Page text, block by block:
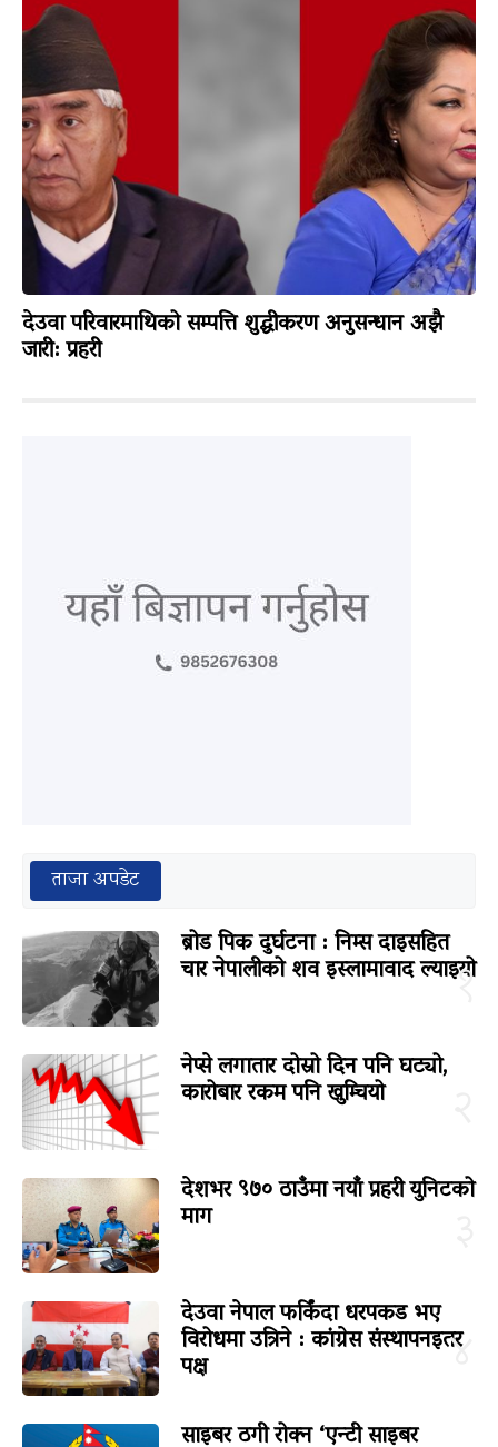
देउवा परिवारमाथिको सम्पत्ति शुद्धीकरण अनुसन्धान अझै
जारी: प्रहरी
ताजा अपडेट
१
ब्रोड पिक दुर्घटना : निम्स दाइसहित
चार नेपालीको शव इस्लामावाद ल्याइयो
नेप्से लगातार दोस्रो दिन पनि घट्यो,
कारोबार रकम पनि खुम्चियो
देशभर ९७० ठाउँमा नयाँ प्रहरी युनिटको
माग
४
देउवा नेपाल फर्किंदा धरपकड भए
विरोधमा उत्रिने : कांग्रेस संस्थापनइतर
पक्ष
साइबर ठगी रोक्न ‘एन्टी साइबर